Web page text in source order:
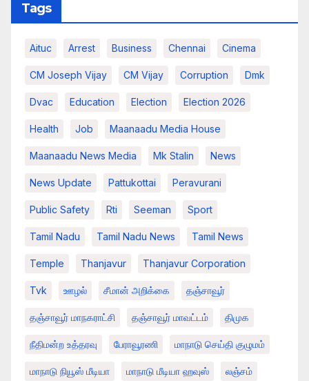
Tags
Aituc Arrest Business Chennai Cinema
CM Joseph Vijay CM Vijay Corruption Dmk
Dvac Education Election Election 2026
Health Job Maanaadu Media House
Maanaadu News Media Mk Stalin News
News Update Pattukottai Peravurani
Public Safety Rti Seeman Sport
Tamil Nadu Tamil Nadu News Tamil News
Temple Thanjavur Thanjavur Corporation
Tvk ஊழல் சீமான் அறிக்கை தஞ்சாவூர்
தஞ்சாவூர் மாநகராட்சி தஞ்சாவூர் மாவட்டம் திமுக
நீதிமன்ற உத்தரவு பேராவூரணி மாநாடு செய்தி குழுமம்
மாநாடு நியூஸ் மீடியா மாநாடு மீடியா ஹவுஸ் லஞ்சம்